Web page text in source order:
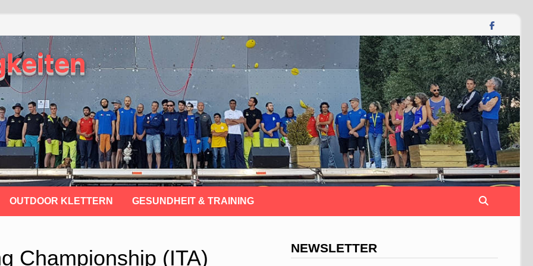
OUTDOOR KLETTERN GESUNDHEIT & TRAINING
Championship (ITA) NEWSLETTER